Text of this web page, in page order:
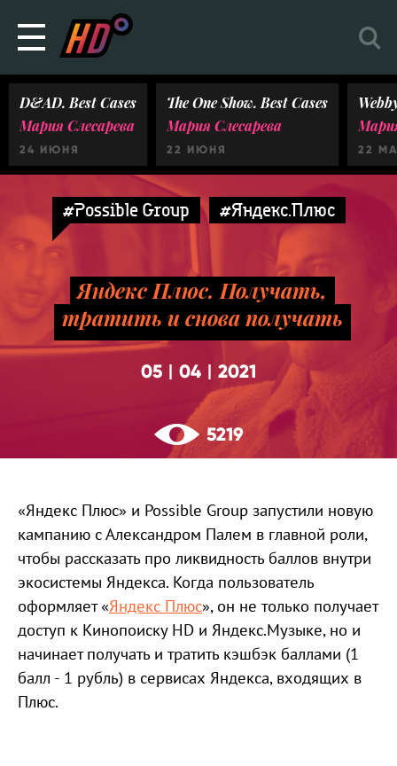
D&AD. Best Cases
Мария Слесарева
24 ИЮНЯ
The One Show. Best Cases
Мария Слесарева
22 ИЮНЯ 22
#Possible Group #Яндекс.Плюс
Яндекс Плюс. Получать,
тратить и снова получать
05 04 2021
5219
«Яндекс Плюс» и Possible Group запустили новую
кампанию с Александром Палем в главной роли,
чтобы рассказать про ликвидность баллов внутри
экосистемы Яндекса. Когда пользователь
оформляет «Яндекс Плюс», он не только получает
доступ к Кинопоиску HD и Яндекс.Музыке, но и
начинает получать и тратить кэшбэк баллами (1
балл - 1 рубль) в сервисах Яндекса, входящих в
Плюс.